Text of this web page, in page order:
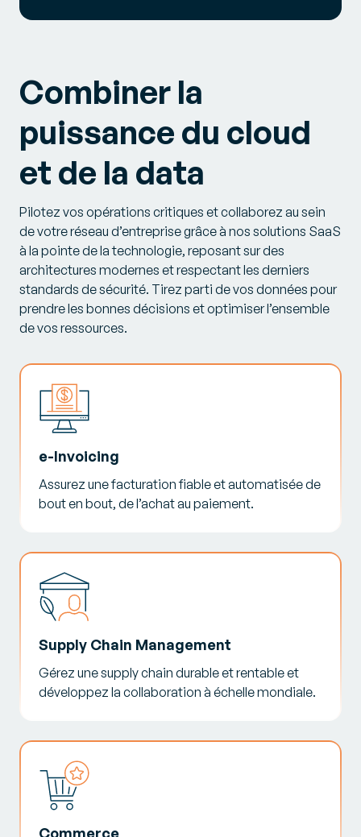
Combiner la
puissance du cloud
et de la data
Pilotez vos opérations critiques et collaborez au sein
de votre réseau d’entreprise grâce à nos solutions SaaS
à la pointe de la technologie, reposant sur des
architectures modernes et respectant les derniers
standards de sécurité. Tirez parti de vos données pour
prendre les bonnes décisions et optimiser l’ensemble
de vos ressources.
e-Invoicing
Assurez une facturation fiable et automatisée de
bout en bout, de l’achat au paiement.
Supply Chain Management
Gérez une supply chain durable et rentable et
développez la collaboration à échelle mondiale.
Commerce